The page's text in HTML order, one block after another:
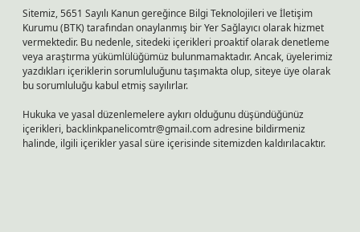
Sitemiz, 5651 Sayılı Kanun gereğince Bilgi Teknolojileri ve İletişim
Kurumu (BTK) tarafından onaylanmış bir Yer Sağlayıcı olarak hizmet
vermektedir. Bu nedenle, sitedeki içerikleri proaktif olarak denetleme
veya araştırma yükümlülüğümüz bulunmamaktadır. Ancak, üyelerimiz
yazdıkları içeriklerin sorumluluğunu taşımakta olup, siteye üye olarak
bu sorumluluğu kabul etmiş sayılırlar.
Hukuka ve yasal düzenlemelere aykırı olduğunu düşündüğünüz
içerikleri, backlinkpanelicomtr@gmail.comadresine bildirmeniz
halinde, ilgili içerikler yasal süre içerisinde sitemizden kaldırılacaktır.